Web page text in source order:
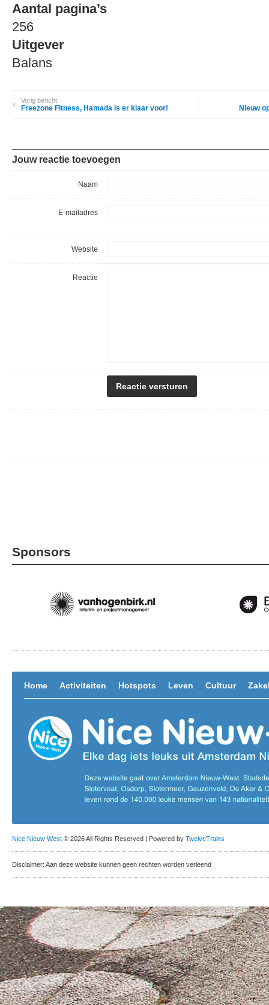
Aantal pagina’s
256
Uitgever
Balans
Vorig bericht
Freezone Fitness, Hamada is er klaar voor! Nieuw
Jouw reactie toevoegen
Naam
E-mailadres
Website
Reactie
Sponsors
Home Activiteiten Hotspots Leven Cultuur
Nice Nieuw West © 2026 All Rights Reserved | Powered by TwelveTrains
Disclaimer: Aan deze website kunnen geen rechten worden verleend